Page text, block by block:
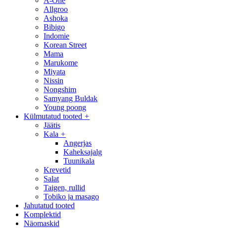
Allgroo
Ashoka
Bibigo
Indomie
Korean Street
Mama
Marukome
Miyata
Nissin
Nongshim
Samyang Buldak
Young poong
Külmutatud tooted +
Jäätis
Kala +
Angerjas
Kaheksajalg
Tuunikala
Krevetid
Salat
Taigen, rullid
Tobiko ja masago
Jahutatud tooted
Komplektid
Näomaskid